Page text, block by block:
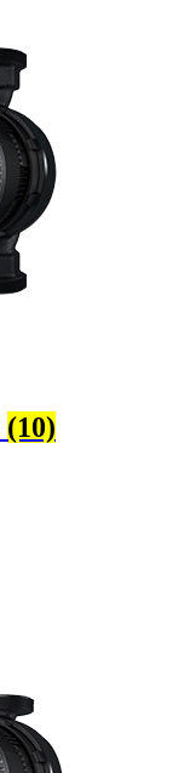
(10)